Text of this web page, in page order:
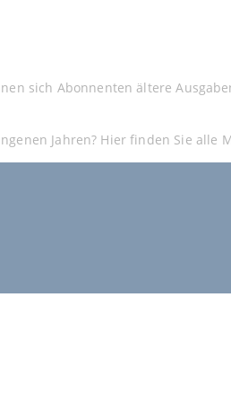
sich Abonnenten ältere
Jahren? Hier finden Sie alle